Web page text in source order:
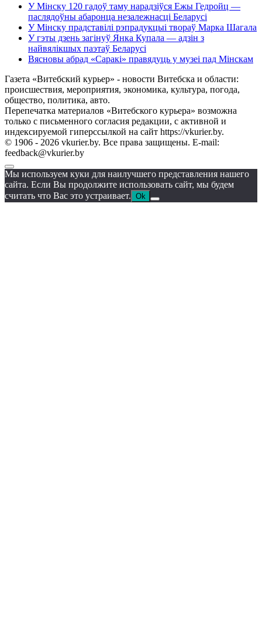
У Мінску 120 гадоў таму нарадзіўся Ежы Гедройц —
паслядоўны абаронца незалежнасці Беларусі
У Мінску прадставілі рэпрадукцыі твораў Марка Шагала
У гэты дзень загінуў Янка Купала — адзін з
найвялікшых паэтаў Беларусі
Вясновы абрад «Саракі» правядуць у музеі пад Мінскам
Газета «Витебский курьер» - новости Витебска и области:
происшествия, мероприятия, экономика, культура, погода,
общество, политика, авто.
Перепечатка материалов «Витебского курьера» возможна
только с письменного согласия редакции, с активной и
индексируемой гиперссылкой на сайт https://vkurier.by.
© 1906 - 2026 vkurier.by. Все права защищены. E-mail:
feedback@vkurier.by
Мы используем куки для наилучшего представления нашего
сайта. Если Вы продолжите использовать сайт, мы будем
считать что Вас это устраивает. Ok